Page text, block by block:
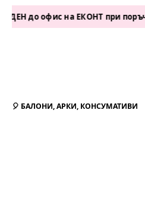
на ЕКОНТ при поръчка 80+
🎈 БАЛОНИ, АРКИ, КОНСУМАТИВИ